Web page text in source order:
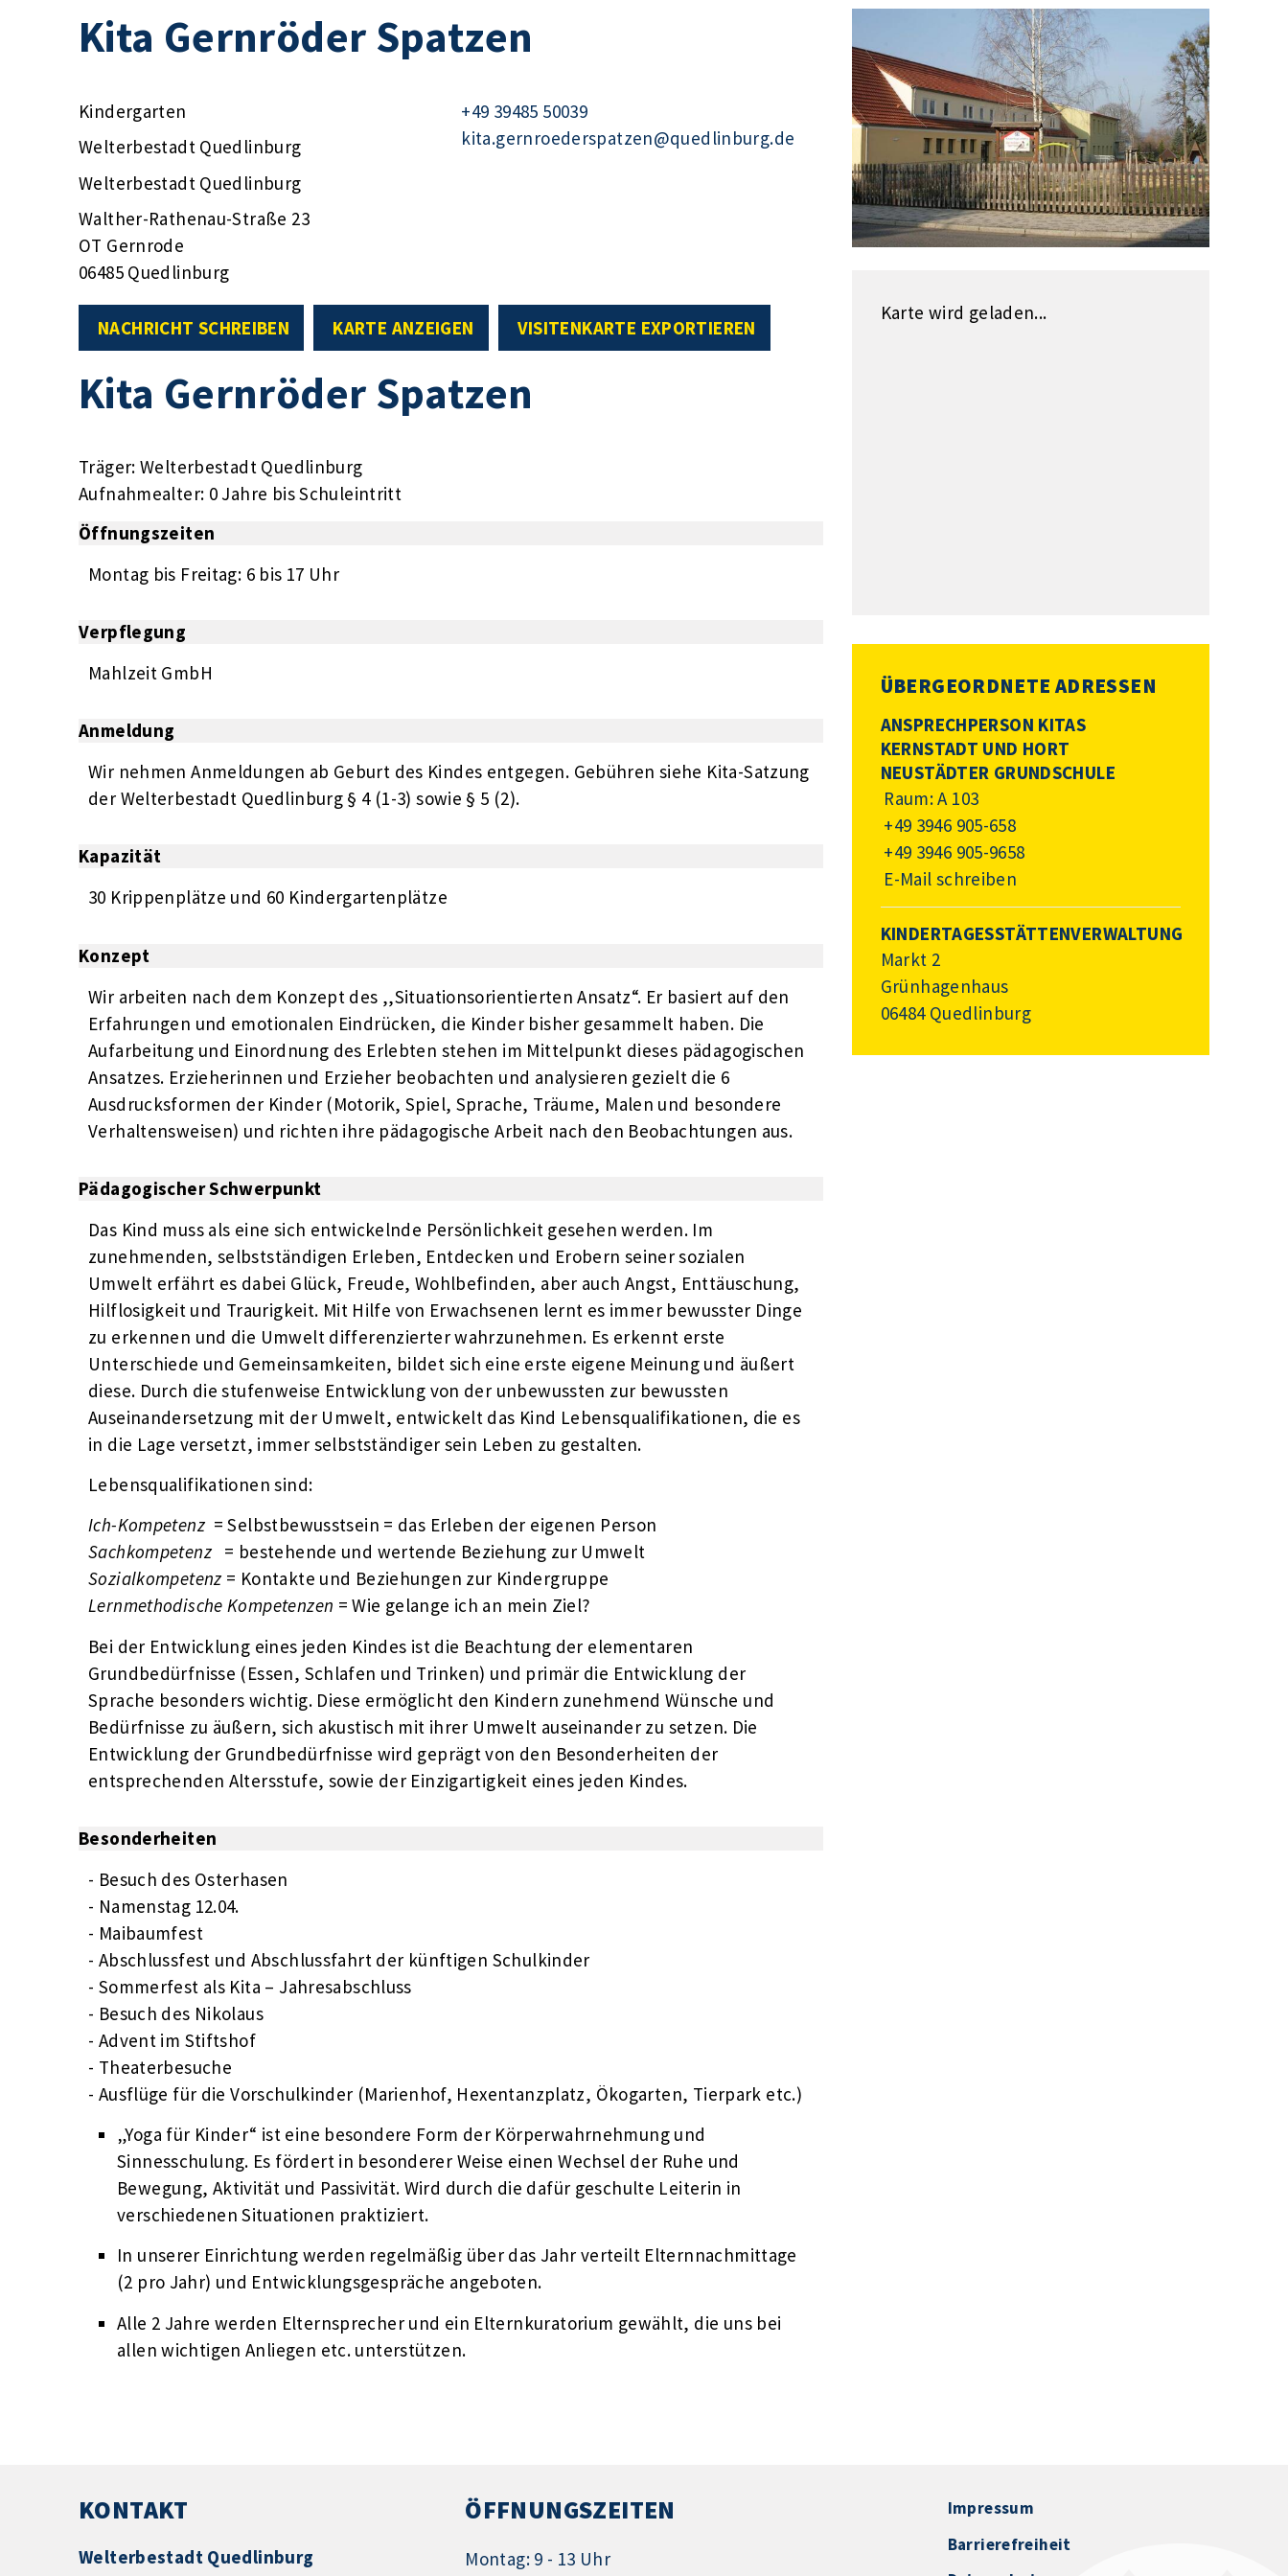
Kita Gernröder Spatzen
Kindergarten
Welterbestadt Quedlinburg
Welterbestadt Quedlinburg
Walther-Rathenau-Straße 23
OT Gernrode
06485 Quedlinburg
+49 39485 50039
kita.gernroederspatzen@quedlinburg.de
NACHRICHT SCHREIBEN KARTE ANZEIGEN VISITENKARTE EXPORTIEREN
Kita Gernröder Spatzen
Träger: Welterbestadt Quedlinburg
Aufnahmealter: 0 Jahre bis Schuleintritt
Öffnungszeiten
Montag bis Freitag: 6 bis 17 Uhr
Verpflegung
Mahlzeit GmbH
Anmeldung
Wir nehmen Anmeldungen ab Geburt des Kindes entgegen. Gebühren siehe Kita-Satzung
der Welterbestadt Quedlinburg § 4 (1-3) sowie § 5 (2).
Kapazität
30 Krippenplätze und 60 Kindergartenplätze
Konzept
Wir arbeiten nach dem Konzept des ,,Situationsorientierten Ansatz“. Er basiert auf den
Erfahrungen und emotionalen Eindrücken, die Kinder bisher gesammelt haben. Die
Aufarbeitung und Einordnung des Erlebten stehen im Mittelpunkt dieses pädagogischen
Ansatzes. Erzieherinnen und Erzieher beobachten und analysieren gezielt die 6
Ausdrucksformen der Kinder (Motorik, Spiel, Sprache, Träume, Malen und besondere
Verhaltensweisen) und richten ihre pädagogische Arbeit nach den Beobachtungen aus.
Pädagogischer Schwerpunkt
Das Kind muss als eine sich entwickelnde Persönlichkeit gesehen werden. Im
zunehmenden, selbstständigen Erleben, Entdecken und Erobern seiner sozialen
Umwelt erfährt es dabei Glück, Freude, Wohlbefinden, aber auch Angst, Enttäuschung,
Hilflosigkeit und Traurigkeit. Mit Hilfe von Erwachsenen lernt es immer bewusster Dinge
zu erkennen und die Umwelt differenzierter wahrzunehmen. Es erkennt erste
Unterschiede und Gemeinsamkeiten, bildet sich eine erste eigene Meinung und äußert
diese. Durch die stufenweise Entwicklung von der unbewussten zur bewussten
Auseinandersetzung mit der Umwelt, entwickelt das Kind Lebensqualifikationen, die es
in die Lage versetzt, immer selbstständiger sein Leben zu gestalten.
Lebensqualifikationen sind:
Ich-Kompetenz = Selbstbewusstsein = das Erleben der eigenen Person
Sachkompetenz= bestehende und wertende Beziehung zur Umwelt
Sozialkompetenz = Kontakte und Beziehungen zur Kindergruppe
Lernmethodische Kompetenzen = Wie gelange ich an mein Ziel?
Bei der Entwicklung eines jeden Kindes ist die Beachtung der elementaren
Grundbedürfnisse (Essen, Schlafen und Trinken) und primär die Entwicklung der
Sprache besonders wichtig. Diese ermöglicht den Kindern zunehmend Wünsche und
Bedürfnisse zu äußern, sich akustisch mit ihrer Umwelt auseinander zu setzen. Die
Entwicklung der Grundbedürfnisse wird geprägt von den Besonderheiten der
entsprechenden Altersstufe, sowie der Einzigartigkeit eines jeden Kindes.
Besonderheiten
- Besuch des Osterhasen
- Namenstag 12.04.
- Maibaumfest
- Abschlussfest und Abschlussfahrt der künftigen Schulkinder
- Sommerfest als Kita – Jahresabschluss
- Besuch des Nikolaus
- Advent im Stiftshof
- Theaterbesuche
- Ausflüge für die Vorschulkinder (Marienhof, Hexentanzplatz, Ökogarten, Tierpark etc.)
„Yoga für Kinder“ ist eine besondere Form der Körperwahrnehmung und
Sinnesschulung. Es fördert in besonderer Weise einen Wechsel der Ruhe und
Bewegung, Aktivität und Passivität. Wird durch die dafür geschulte Leiterin in
verschiedenen Situationen praktiziert.
In unserer Einrichtung werden regelmäßig über das Jahr verteilt Elternnachmittage
(2 pro Jahr) und Entwicklungsgespräche angeboten.
Alle 2 Jahre werden Elternsprecher und ein Elternkuratorium gewählt, die uns bei
allen wichtigen Anliegen etc. unterstützen.
Karte wird geladen...
ÜBERGEORDNETE ADRESSEN
ANSPRECHPERSON KITAS
KERNSTADT UND HORT
NEUSTÄDTER GRUNDSCHULE
Raum: A 103
+49 3946 905-658
+49 3946 905-9658
E-Mail schreiben
KINDERTAGESSTÄTTENVERWALTUNG
Markt 2
Grünhagenhaus
06484 Quedlinburg
KONTAKT
Welterbestadt Quedlinburg
ÖFFNUNGSZEITEN
Montag: 9 - 13 Uhr
Impressum
Barrierefreiheit